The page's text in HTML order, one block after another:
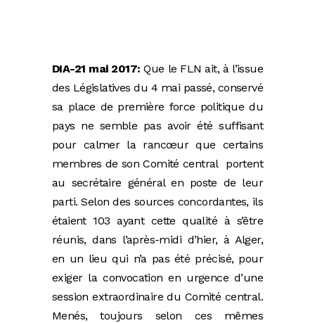
DIA-21 mai 2017: Que le FLN ait, à l’issue
des Législatives du 4 mai passé, conservé
sa place de première force politique du
pays ne semble pas avoir été suffisant
pour calmer la rancœur que certains
membres de son Comité central portent
au secrétaire général en poste de leur
parti. Selon des sources concordantes, ils
étaient 103 ayant cette qualité à s’être
réunis, dans l’après-midi d’hier, à Alger,
en un lieu qui n’a pas été précisé, pour
exiger la convocation en urgence d’une
session extraordinaire du Comité central.
Menés, toujours selon ces mêmes